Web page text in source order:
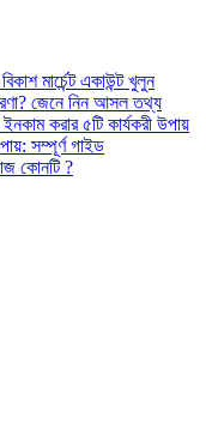
মার্চেন্ট একাউন্ট খুলুন
জেনে নিন আসল তথ্য
করার ৫টি কার্যকরী উপায়
সম্পূর্ণ গাইড
কোনটি ?